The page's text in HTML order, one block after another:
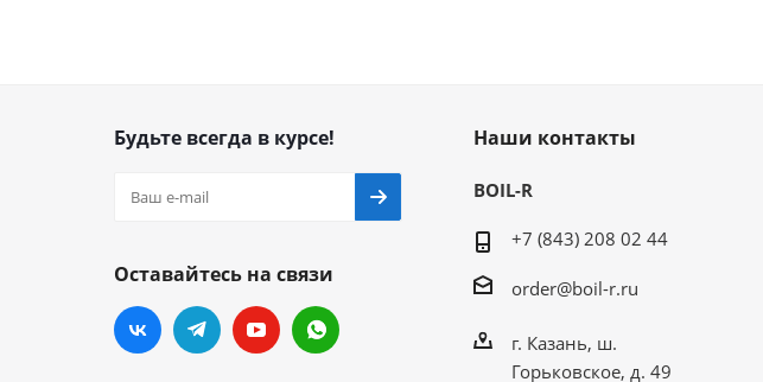
Будьте всегда в курсе!
Оставайтесь на связи
Наши контакты
BOIL-R
+7 (843) 208 02 44
order@boil-r.ru
г. Казань, ш.
Горьковское, д. 49